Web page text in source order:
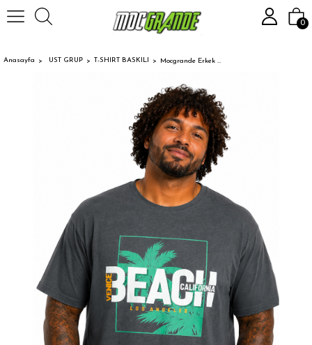
0
Anasayfa UST GRUP T-SHIRT BASKILI Mocgrande Erkek Büyük Beden Sıfır Yaka Tişört Beach 26141 FUME